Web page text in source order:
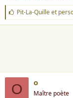
J
'
a
Pit-La-Quilleet
O o
Maître poète